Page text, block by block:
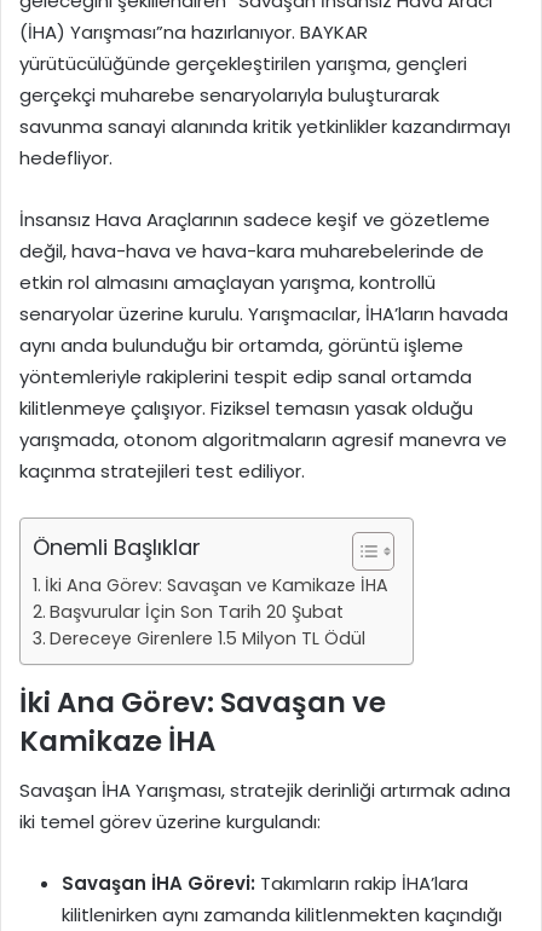
(İHA) Yarışması”na hazırlanıyor. BAYKAR
yürütücülüğünde gerçekleştirilen yarışma, gençleri
gerçekçi muharebe senaryolarıyla buluşturarak
savunma sanayi alanında kritik yetkinlikler kazandırmayı
hedefliyor.
İnsansız Hava Araçlarının sadece keşif ve gözetleme
değil, hava-hava ve hava-kara muharebelerinde de
etkin rol almasını amaçlayan yarışma, kontrollü
senaryolar üzerine kurulu. Yarışmacılar, İHA’ların havada
aynı anda bulunduğu bir ortamda, görüntü işleme
yöntemleriyle rakiplerini tespit edip sanal ortamda
kilitlenmeye çalışıyor. Fiziksel temasın yasak olduğu
yarışmada, otonom algoritmaların agresif manevra ve
kaçınma stratejileri test ediliyor.
Önemli Başlıklar
İki Ana Görev: Savaşan ve Kamikaze İHA
Başvurular İçin Son Tarih 20 Şubat
Dereceye Girenlere 1.5 Milyon TL Ödül
İki Ana Görev: Savaşan ve
Kamikaze İHA
Savaşan İHA Yarışması, stratejik derinliği artırmak adına
iki temel görev üzerine kurgulandı:
Savaşan İHA Görevi: Takımların rakip İHA’lara
kilitlenirken aynı zamanda kilitlenmekten kaçındığı